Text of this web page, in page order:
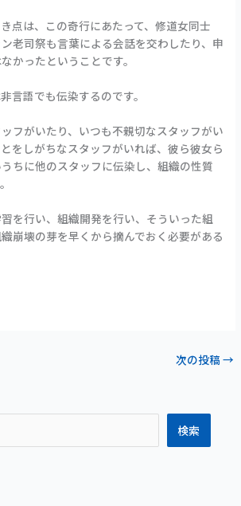
点は、この奇行にあたって、修道女同士
老司祭も言葉による会話を交わしたり、申
かったということです。
言語でも伝染するのです。
フがいたり、いつも不親切なスタッフがい
をしがちなスタッフがいれば、彼ら彼女ら
ちに他のスタッフに伝染し、組織の性質
を行い、組織開発を行い、そういった組
崩壊の芽を早くから摘んでおく必要がある
次の投稿 →
検索